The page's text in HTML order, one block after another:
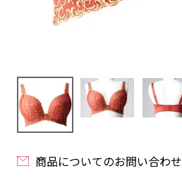
商品についてのお問い合わせ